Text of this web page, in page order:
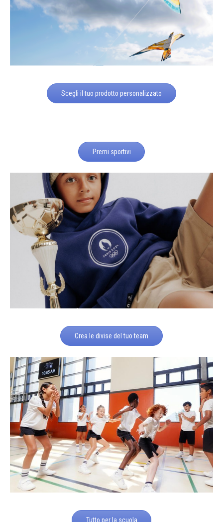
Scegli il tuo prodotto personalizzato
Premi sportivi
Crea le divise del tuo team
Tutto per la scuola